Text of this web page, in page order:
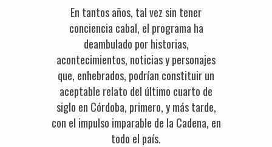
En tantos años, tal vez sin tener
conciencia cabal, el programa ha
deambulado por historias,
acontecimientos, noticias y personajes
que, enhebrados, podrían constituir un
aceptable relato del último cuarto de
siglo en Córdoba, primero, y más tarde,
con el impulso imparable de la Cadena, en
todo el país.